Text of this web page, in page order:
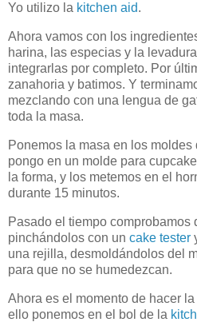
Yo utilizo la kitchen aid.
Ahora vamos con los
harina, las especias y la
integrarlas por completo. Por
zanahoria y batimos. Y
mezclando con una lengua de
toda la masa.
Ponemos la masa en los
pongo en un molde para
la forma, y los metemos en el
durante 15 minutos.
Pasado el tiempo comprobamos
pinchándolos con un cake tester
una rejilla, desmoldándolos del
para que no se humedezcan.
Ahora es el momento de hacer
ello ponemos en el bol de la